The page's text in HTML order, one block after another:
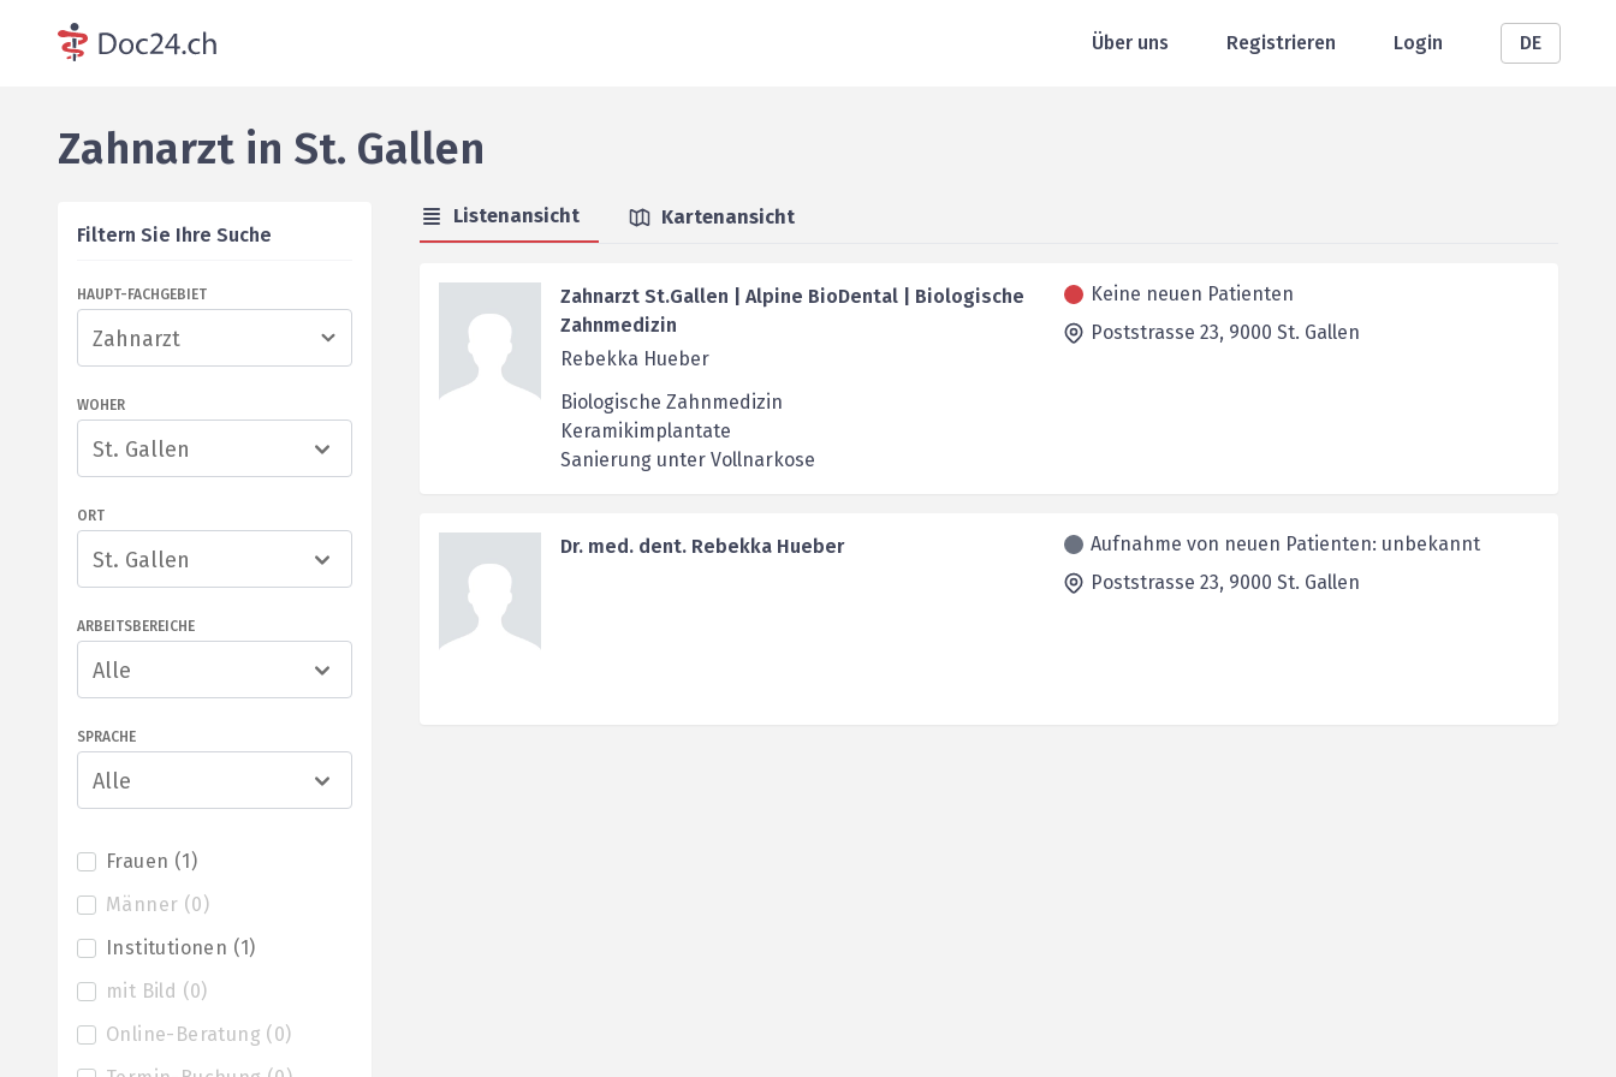
Über uns Registrieren Login DE
Zahnarzt in St. Gallen
Filtern Sie Ihre Suche
HAUPT-FACHGEBIET
WOHER
St. Gallen
ORT
St. Gallen
ARBEITSBEREICHE
Alle
SPRACHE
Alle
Frauen (1)
Männer (0)
Institutionen (1)
mit Bild (0)
Online-Beratung ( 0)
Listenansicht Kartenansicht
Zahnarzt St.Gallen | Alpine BioDental | Biologische
Zahnmedizin
Rebekka Hueber
Biologische Zahnmedizin
Keramikimplantate
Sanierung unter Vollnarkose
Keine neuen Patienten
Poststrasse 23, 9000 St. Gallen
Dr. med. dent. Rebekka Hueber
Aufnahme von neuen Patienten: unbekannt
Poststrasse 23, 9000 St. Gallen